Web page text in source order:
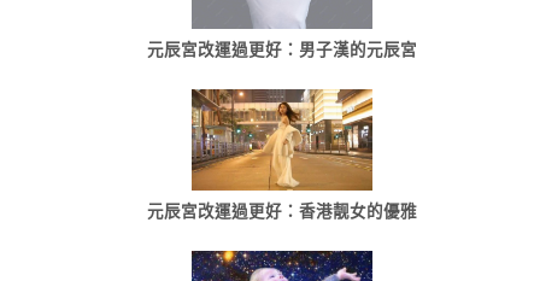
元辰宮改運過更好：男子漢的元辰宮
元辰宮改運過更好：香港靓女的優雅